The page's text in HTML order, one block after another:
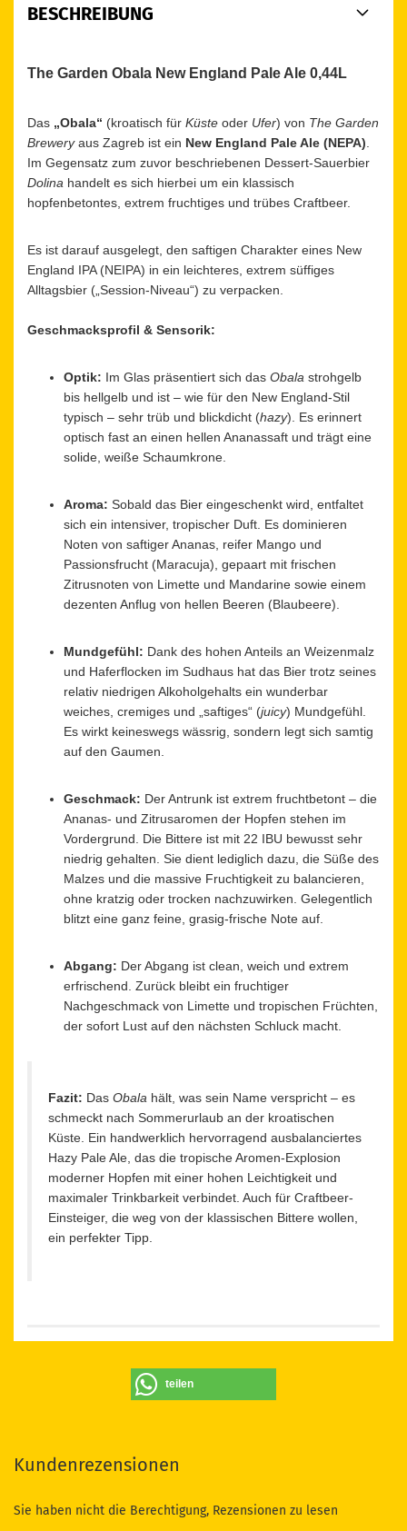
BESCHREIBUNG
The Garden Obala New England Pale Ale 0,44L
Das „Obala“ (kroatisch für Küste oder Ufer) von The Garden
Breweryaus Zagreb ist ein New England Pale Ale (NEPA)
Im Gegensatz zum zuvor beschriebenen Dessert-Sauerbier
Dolina handelt es sich hierbei um ein klassisch
hopfenbetontes, extrem fruchtiges und trübes Craftbeer.
Es ist darauf ausgelegt, den saftigen Charakter eines New
England IPA (NEIPA) in ein leichteres, extrem süffiges
Alltagsbier („Session-Niveau“) zu verpacken.
Geschmacksprofil & Sensorik:
Optik: Im Glas präsentiert sich das Obala strohgelb
bis hellgelb und ist – wie für den New England-Stil
typisch – sehr trüb und blickdicht (hazy). Es erinnert
optisch fast an einen hellen Ananassaft und trägt eine
solide, weiße Schaumkrone.
Aroma: Sobald das Bier eingeschenkt wird, entfaltet
sich ein intensiver, tropischer Duft. Es dominieren
Noten von saftiger Ananas, reifer Mango und
Passionsfrucht (Maracuja), gepaart mit frischen
Zitrusnoten von Limette und Mandarine sowie einem
dezenten Anflug von hellen Beeren (Blaubeere).
Mundgefühl: Dank des hohen Anteils an Weizenmalz
und Haferflocken im Sudhaus hat das Bier trotz seines
relativ niedrigen Alkoholgehalts ein wunderbar
weiches, cremiges und „saftiges“ (juicy) Mundgefühl.
Es wirkt keineswegs wässrig, sondern legt sich samtig
auf den Gaumen.
Geschmack: Der Antrunk ist extrem fruchtbetont – die
Ananas- und Zitrusaromen der Hopfen stehen im
Vordergrund. Die Bittere ist mit 22 IBU bewusst sehr
niedrig gehalten. Sie dient lediglich dazu, die Süße des
Malzes und die massive Fruchtigkeit zu balancieren,
ohne kratzig oder trocken nachzuwirken. Gelegentlich
blitzt eine ganz feine, grasig-frische Note auf.
Abgang: Der Abgang ist clean, weich und extrem
erfrischend. Zurück bleibt ein fruchtiger
Nachgeschmack von Limette und tropischen Früchten,
der sofort Lust auf den nächsten Schluck macht.
Fazit: Das Obala hält, was sein Name verspricht – es
schmeckt nach Sommerurlaub an der kroatischen
Küste. Ein handwerklich hervorragend ausbalanciertes
Hazy Pale Ale, das die tropische Aromen-Explosion
moderner Hopfen mit einer hohen Leichtigkeit und
maximaler Trinkbarkeit verbindet. Auch für Craftbeer-
Einsteiger, die weg von der klassischen Bittere wollen,
ein perfekter Tipp.
teilen
Kundenrezensionen
Sie haben nicht die Berechtigung, Rezensionen zu lesen